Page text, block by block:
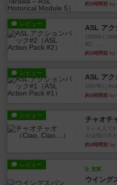
約3時間前 by
レビュー ASL アク
1999年に
#2』...
約3時間前 by
レビュー ASL アク
1997年に
約4時間前 by
レビュー チャオチ
３～４人で
ルは他の方
約4時間前 by
レビュー
充実
ウイング